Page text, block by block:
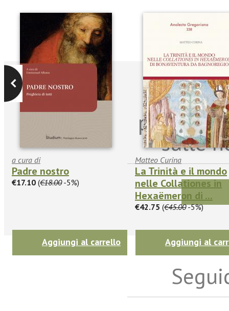
a cura di
Padre nostro
€17.10 (€18.00-5%)
Aggiungi al carrello
Matteo Curina
La Trinità e il mondo
nelle Collationes in
Hexaëmeron di ...
€42.75 (€45.00-5%)
Aggiungi al
Iscriviti
per
sulle